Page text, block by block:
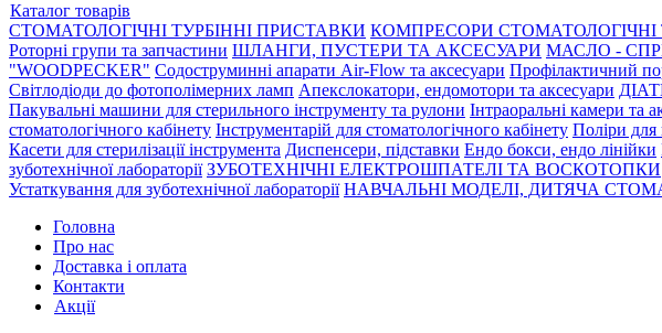
Каталог товарів
СТОМАТОЛОГІЧНІ ТУРБІННІ ПРИСТАВКИ КОМПРЕСОРИ СТОМАТОЛОГІЧНІ
Роторні групи та запчастини ШЛАНГИ, ПУСТЕРИ ТА АКСЕСУАРИ МАСЛО -
"WOODPECKER" Содоструминні апарати Air-Flow та аксесуари Профілактичний
Світлодіоди до фотополімерних ламп Апекслокатори, ендомотори та аксесуари
Пакувальні машини для стерильного інструменту та рулони Інтраоральні камери та
стоматологічного кабінету Інструментарій для стоматологічного кабінету Поліри для
Касети для стерилізації інструмента Диспенсери, підставки Ендо бокси, ендо лінійки
зуботехнічної лабораторії ЗУБОТЕХНІЧНІ ЕЛЕКТРОШПАТЕЛІ ТА ВОСКОТОПКИ
Устаткування для зуботехнічної лабораторії НАВЧАЛЬНІ МОДЕЛІ, ДИТЯЧА
Головна
Про нас
Доставка і оплата
Контакти
Акції